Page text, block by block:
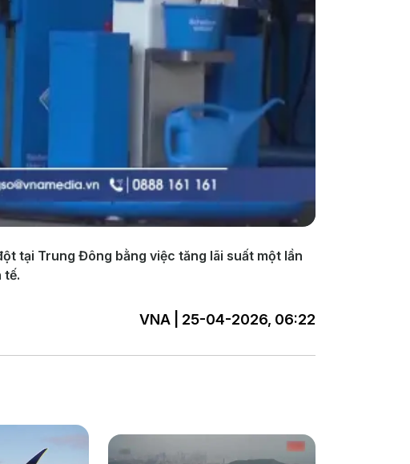
tại Trung Đông bằng việc tăng lãi suất một lần
tế.
VNA | 25-04-2026, 06:22